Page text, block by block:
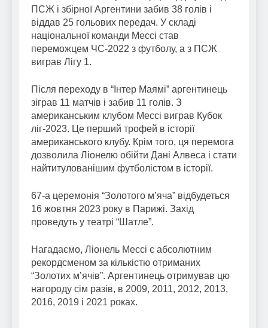
ПСЖ і збірної Аргентини забив 38 голів і
віддав 25 гольових передач. У складі
національної команди Мессі став
переможцем ЧС-2022 з футболу, а з ПСЖ
виграв Лігу 1.
Після переходу в “Інтер Маямі” аргентинець
зіграв 11 матчів і забив 11 голів. З
американським клубом Мессі виграв Кубок
ліг-2023. Це перший трофей в історії
американського клубу. Крім того, ця перемога
дозволила Ліонелю обійти Дані Алвеса і стати
найтитулованішим футболістом в історії.
67-а церемонія “Золотого м’яча” відбудеться
16 жовтня 2023 року в Парижі. Захід
проведуть у театрі “Шатле”.
Нагадаємо, Ліонель Мессі є абсолютним
рекордсменом за кількістю отриманих
“Золотих м’ячів”. Аргентинець отримував цю
нагороду сім разів, в 2009, 2011, 2012, 2013,
2016, 2019 і 2021 роках.